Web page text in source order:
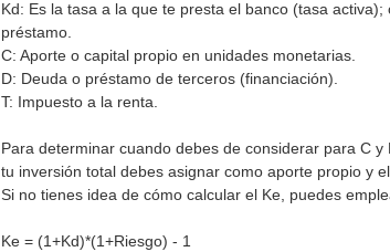
Kd: Es la tasa a la que te presta el banco (tasa
préstamo.
C: Aporte o capital propio en unidades monetarias.
D: Deuda o préstamo de terceros (financiación).
T: Impuesto a la renta.
Para determinar cuando debes de considerar para C
tu inversión total debes asignar como aporte propio y
Si no tienes idea de cómo calcular el Ke, puedes
Ke = (1+Kd)*(1+Riesgo) - 1